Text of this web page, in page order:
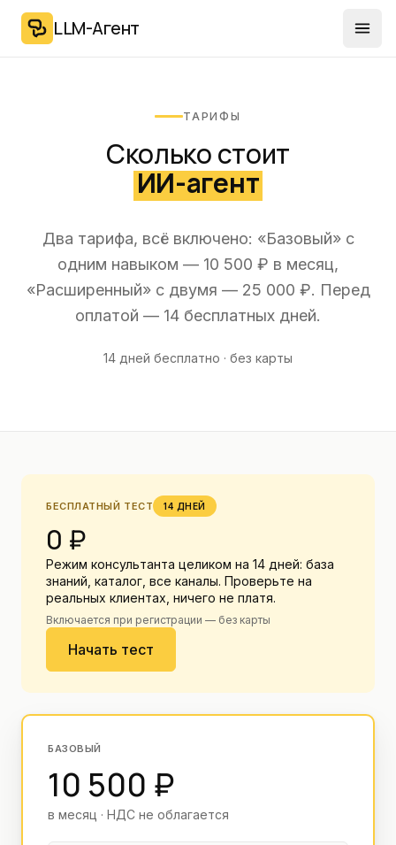
LLM-Агент
ТАРИФЫ
Сколько стоит
ИИ-агент
Два тарифа, всё включено: «Базовый» с
одним навыком — 10 500 ₽ в месяц,
«Расширенный» с двумя — 25 000 ₽. Перед
оплатой — 14 бесплатных дней.
14 дней бесплатно · без карты
БЕСПЛАТНЫЙ ТЕСТ 14 ДНЕЙ
0 ₽
Режим консультанта целиком на 14 дней: база
знаний, каталог, все каналы. Проверьте на
реальных клиентах, ничего не платя.
Включается при регистрации — без карты
Начать тест
БАЗОВЫЙ
10 500 ₽
в месяц · НДС не облагается